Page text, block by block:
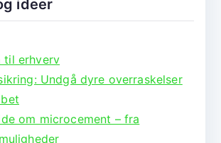
ideer
til erhverv
Undgå dyre overraskelser
om microcement – fra